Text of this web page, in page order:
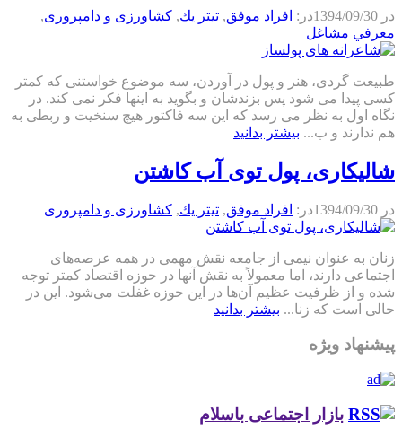
در 1394/09/30در: افراد موفق, تيتر يك, كشاورزی و دامپروری,
معرفي مشاغل
طبیعت گردی، هنر و پول در آوردن، سه موضوع خواستنی که کمتر
کسی پیدا می شود پس بزندشان و بگوید به اینها فکر نمی کند. در
نگاه اول به نظر می رسد که این سه فاکتور هیچ سنخیت و ربطی به
هم ندارند و ب... بیشتر بدانید
شالیکاری، پول توی آب کاشتن
در 1394/09/30در: افراد موفق, تيتر يك, كشاورزی و دامپروری
زنان به عنوان نیمی از جامعه نقش مهمی در همه عرصه‌های
اجتماعی دارند، اما معمولاً به نقش آنها در حوزه اقتصاد کمتر توجه
شده و از ظرفیت عظیم آن‌ها در این حوزه غفلت می‌شود. این در
حالی است که زنا... بیشتر بدانید
پیشنهاد ویژه
بازار اجتماعی باسلام